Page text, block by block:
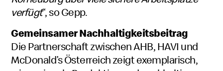
verfügt“, so Gepp.
Gemeinsamer Nachhaltigkeitsbeitrag
Die Partnerschaft zwischen AHB, HAVI und
McDonald’s Österreich zeigt exemplarisch,